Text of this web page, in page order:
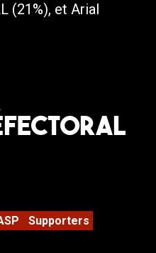
(21%), et Arial
Supporters